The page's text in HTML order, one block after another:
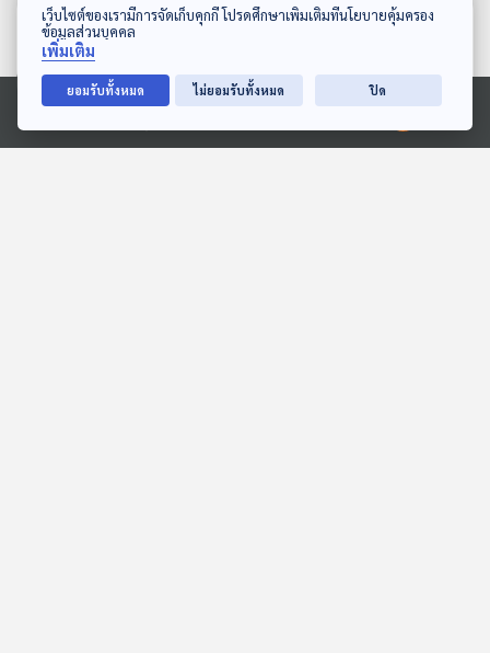
ดาวน์โหลด Thai PBS Podcast Application
Ⓒ 2020 องค์การกระจายเสียงและแพร่ภาพสาธารณะแห่งประเทศไทย
ตอนที่เกี่ยวข้อง
เว็บไซต์ของเรามีการจัดเก็บคุกกี้ โปรดศึกษาเพิ่มเติมที่นโยบายคุ้มครอง
ข้อมูลส่วนบุคคล
เพิ่มเติม
ยอมรับทั้งหมด ไม่ยอมรับทั้งหมด ปิด